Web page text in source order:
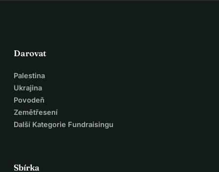
Darovat
Palestina
Ukrajina
Povodeň
Zemětřesení
Další Kategorie Fundraisingu
Sbírka